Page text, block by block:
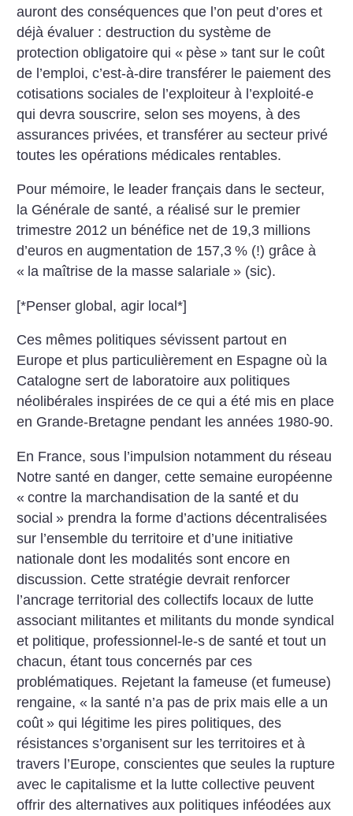
auront des conséquences que l’on peut d’ores et
déjà évaluer : destruction du système de
protection obligatoire qui « pèse » tant sur le coût
de l’emploi, c’est-à-dire transférer le paiement des
cotisations sociales de l’exploiteur à l’exploité-e
qui devra souscrire, selon ses moyens, à des
assurances privées, et transférer au secteur privé
toutes les opérations médicales rentables.
Pour mémoire, le leader français dans le secteur,
la Générale de santé, a réalisé sur le premier
trimestre 2012 un bénéfice net de 19,3 millions
d’euros en augmentation de 157,3 % (!) grâce à
« la maîtrise de la masse salariale » (sic).
[*Penser global, agir local*]
Ces mêmes politiques sévissent partout en
Europe et plus particulièrement en Espagne où la
Catalogne sert de laboratoire aux politiques
néolibérales inspirées de ce qui a été mis en place
en Grande-Bretagne pendant les années 1980-90.
En France, sous l’impulsion notamment du réseau
Notre santé en danger, cette semaine européenne
« contre la marchandisation de la santé et du
social » prendra la forme d’actions décentralisées
sur l’ensemble du territoire et d’une initiative
nationale dont les modalités sont encore en
discussion. Cette stratégie devrait renforcer
l’ancrage territorial des collectifs locaux de lutte
associant militantes et militants du monde syndical
et politique, professionnel-le-s de santé et tout un
chacun, étant tous concernés par ces
problématiques. Rejetant la fameuse (et fumeuse)
rengaine, « la santé n’a pas de prix mais elle a un
coût » qui légitime les pires politiques, des
résistances s’organisent sur les territoires et à
travers l’Europe, conscientes que seules la rupture
avec le capitalisme et la lutte collective peuvent
offrir des alternatives aux politiques inféodées aux